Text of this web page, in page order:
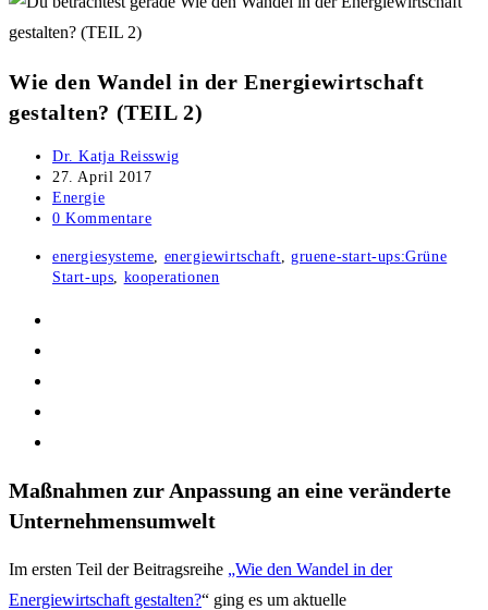
Wie den Wandel in der Energiewirtschaft
gestalten? (TEIL 2)
Beitrags-
Autor:
Dr. Katja Reisswig
Beitrag
veröffentlicht:
27. April 2017
Beitrags-
Kategorie:
Energie
Beitrags-
0 Kommentare
Post
tag:
energiesysteme energiewirtschaft
gruene-start-ups:Grüne
Start-ups
kooperationen
Maßnahmen zur Anpassung an eine veränderte
Unternehmensumwelt
Im ersten Teil der Beitragsreihe „Wie den Wandel in der
Energiewirtschaft gestalten?“ ging es um aktuelle